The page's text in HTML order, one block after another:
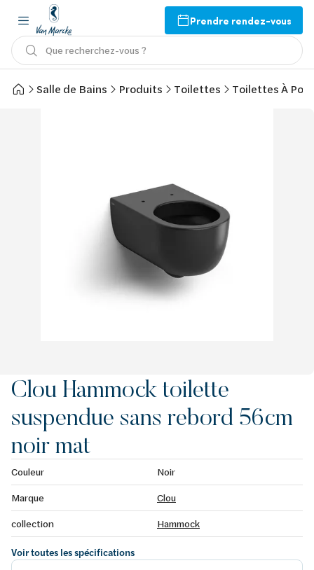
Prendre rendez-vous
Que recherchez-vous ?
Salle de Bains Produits Toilettes Toilettes À
Clou Hammock toilette
suspendue sans rebord 56cm
noir mat
Couleur
Noir
Marque
Clou
collection
Hammock
Voir toutes les spécifications